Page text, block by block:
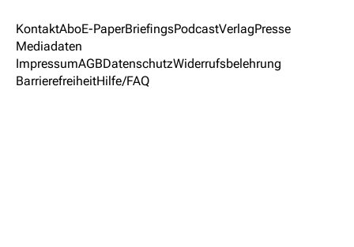
KontaktAboE-PaperBriefingsPodcastVerlagPresse
Mediadaten
ImpressumAGBDatenschutzWiderrufsbelehrung
BarrierefreiheitHilfe/FAQ